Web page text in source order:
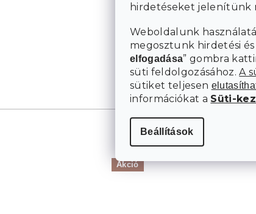
hirdetéseket jelenítünk
Weboldalunk
megosztunk hirdetési
elfogadása” gombra
süti feldolgozásához.A
sütiket teljesen
információkat a Süti-
Beállítások
Akció